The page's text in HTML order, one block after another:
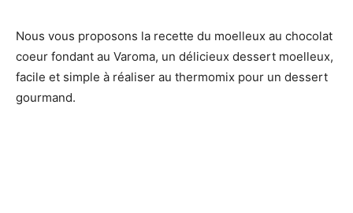
Nous vous proposons la recette du moelleux au chocolat
coeur fondant au Varoma, un délicieux dessert moelleux,
facile et simple à réaliser au thermomix pour un dessert
gourmand.